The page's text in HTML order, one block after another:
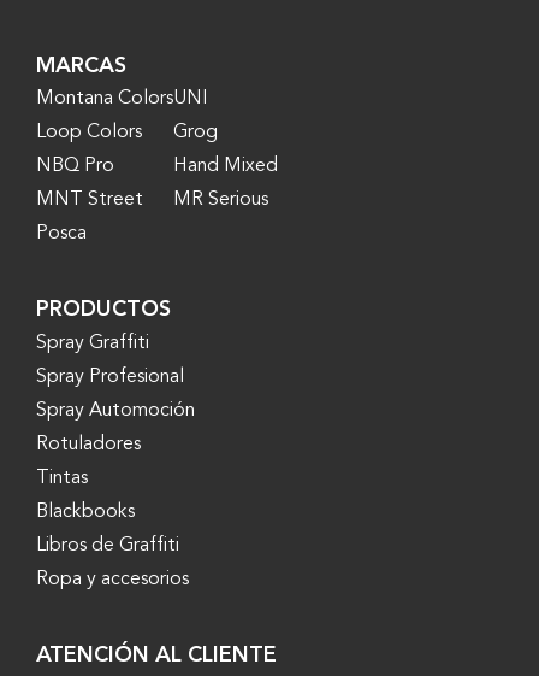
MARCAS
Montana Colors
Loop Colors
NBQ Pro
MNT Street
Posca
UNI
Grog
Hand Mixed
MR Serious
PRODUCTOS
Spray Graffiti
Spray Profesional
Spray Automoción
Rotuladores
Tintas
Blackbooks
Libros de Graffiti
Ropa y accesorios
ATENCIÓN AL CLIENTE